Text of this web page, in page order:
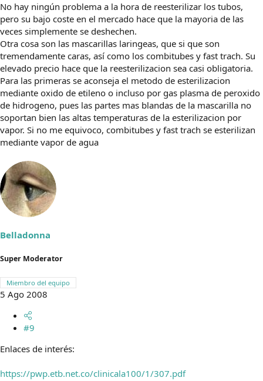
No hay ningún problema a la hora de reesterilizar los tubos,
pero su bajo coste en el mercado hace que la mayoria de las
veces simplemente se deshechen.
Otra cosa son las mascarillas laringeas, que si que son
tremendamente caras, así como los combitubes y fast trach. Su
elevado precio hace que la reesterilizacion sea casi obligatoria.
Para las primeras se aconseja el metodo de esterilizacion
mediante oxido de etileno o incluso por gas plasma de peroxido
de hidrogeno, pues las partes mas blandas de la mascarilla no
soportan bien las altas temperaturas de la esterilizacion por
vapor. Si no me equivoco, combitubes y fast trach se esterilizan
mediante vapor de agua
Belladonna
Super Moderator
Miembro del equipo
5 Ago 2008
#9
Enlaces de interés:
https://pwp.etb.net.co/clinicala100/1/307.pdf